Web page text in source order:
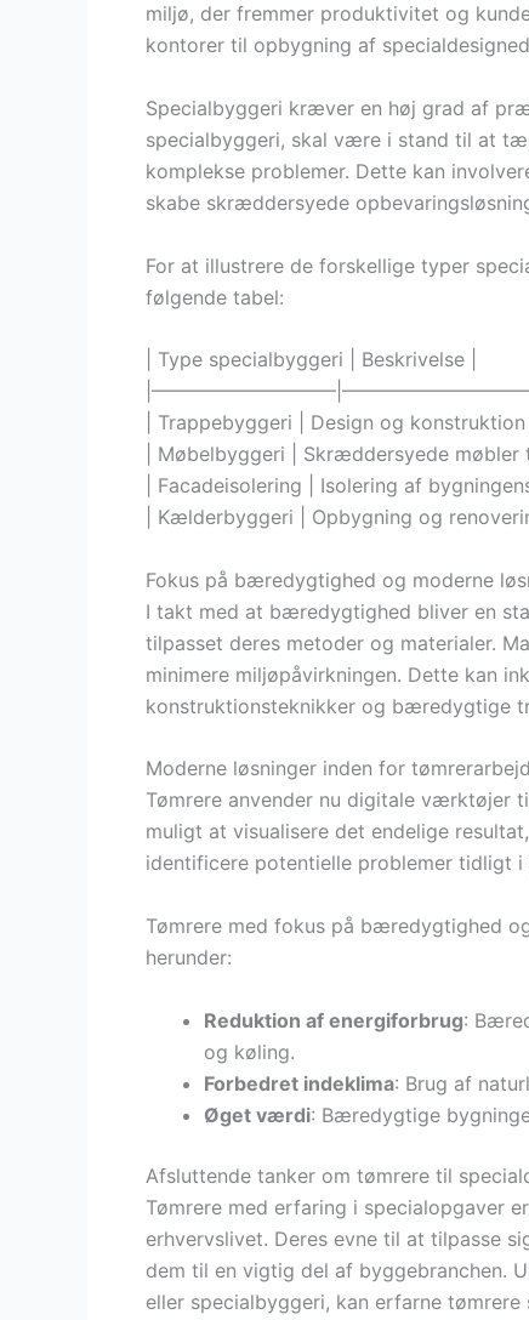
miljø, der fremmer produktivitet og
kontorer til opbygning af
Specialbyggeri kræver en høj grad af
specialbyggeri, skal være i stand til at
komplekse problemer. Dette kan
skabe skræddersyede
For at illustrere de forskellige typer
følgende tabel:
| Type specialbyggeri | Beskrivelse |
| Trappebyggeri | Design og konstruktion
| Møbelbyggeri | Skræddersyede møbler
| Facadeisolering | Isolering af
| Kælderbyggeri | Opbygning og
Fokus på bæredygtighed og moderne
I takt med at bæredygtighed bliver en
tilpasset deres metoder og materialer.
minimere miljøpåvirkningen. Dette kan
konstruktionsteknikker og bæredygtige
Moderne løsninger inden for
Tømrere anvender nu digitale værktøjer
muligt at visualisere det endelige
identificere potentielle problemer tidligt
Tømrere med fokus på bæredygtighed
herunder:
Reduktion af energiforbrug:
og køling.
Forbedret indeklima: Brug af
Øget værdi: Bæredygtige
Afsluttende tanker om tømrere til
Tømrere med erfaring i specialopgaver
erhvervslivet. Deres evne til at tilpasse
dem til en vigtig del af byggebranchen.
eller specialbyggeri, kan erfarne